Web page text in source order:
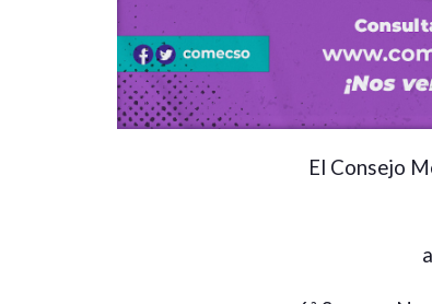
El Consejo